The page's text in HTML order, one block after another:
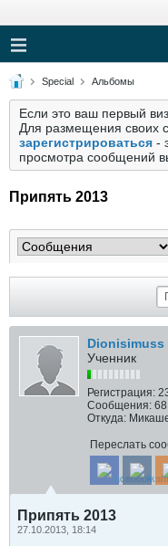
Special Альбомы
Если это ваш первый
Для размещения своих
зарегистрироваться -
просмотра сообщений
Припять 2013
Dionisimuss
Ученник
Регистрация:
Сообщения: 68
Откуда:
Переслать
Припять 2013
27.10.2013, 18:14